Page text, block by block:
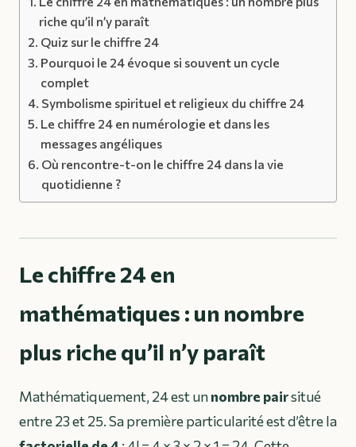
riche qu’il n’y paraît
Quiz sur le chiffre 24
Pourquoi le 24 évoque si souvent un cycle
complet
Symbolisme spirituel et religieux du chiffre 24
Le chiffre 24 en numérologie et dans les
messages angéliques
Où rencontre-t-on le chiffre 24 dans la vie
quotidienne ?
Le chiffre 24 en
mathématiques : un nombre
plus riche qu’il n’y paraît
Mathématiquement, 24 est unnombre pairsitué
entre 23 et 25. Sa première particularité est d’être la